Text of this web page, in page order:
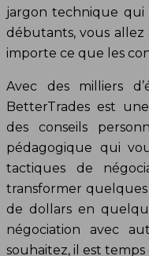
jargon technique
débutants, vous
importe ce que les
Avec des milliers
BetterTrades est
des conseils
pédagogique qui
tactiques de
transformer
de dollars en
négociation avec
souhaitez, il est